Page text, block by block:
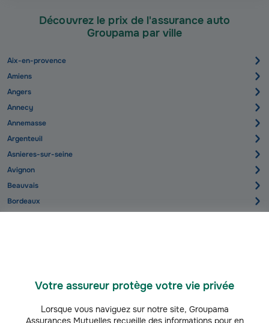
Votre assureur protège votre vie privée
Lorsque vous naviguez sur notre site, Groupama
Assurances Mutuelles recueille des informations pour en
Découvrez le prix de l'assurance auto
Groupama par ville
Aix-en-provence
Amiens
Angers
Annecy
Annemasse
Argenteuil
Asnieres-sur-seine
Avignon
Beauvais
Bordeaux
Grenoble